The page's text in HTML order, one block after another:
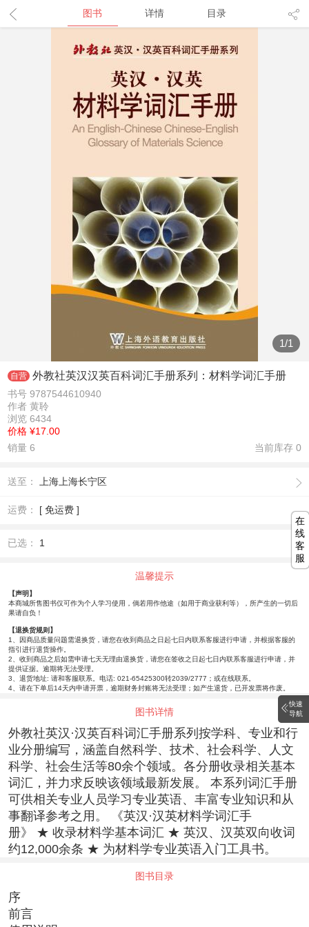
图书 详情 目录
1/1
自营 外教社英汉汉英百科词汇手册系列：材料学词汇手册
书号 9787544610940
作者 黄聆
浏览 6434
价格 ¥17.00
销量 6
当前库存 0
送至： 上海上海长宁区
运费： [ 免运费 ]
已选： 1
温馨提示
【声明】
本商城所售图书仅可作为个人学习使用，倘若用作他途（如用于商业获利等），所产生的一切后
果请自负！
【退换货规则】
1、因商品质量问题需退换货，请您在收到商品之日起七日内联系客服进行申请，并根据客服的
指引进行退货操作。
2、收到商品之后如需申请七天无理由退换货，请您在签收之日起七日内联系客服进行申请，并
提供证据。逾期将无法受理。
3、退货地址: 请和客服联系。电话: 021-65425300转2039/2777；或在线联系。
4、请在下单后14天内申请开票，逾期财务封账将无法受理；如产生退货，已开发票将作废。
图书详情
外教社英汉·汉英百科词汇手册系列按学科、专业和行
业分册编写，涵盖自然科学、技术、社会科学、人文
科学、社会生活等80余个领域。各分册收录相关基本
词汇，并力求反映该领域最新发展。 本系列词汇手册
可供相关专业人员学习专业英语、丰富专业知识和从
事翻译参考之用。 《英汉·汉英材料学词汇手
册》 ★ 收录材料学基本词汇 ★ 英汉、汉英双向收词
约12,000余条 ★ 为材料学专业英语入门工具书。
图书目录
序
前言
快速
导航
在
线
客
服